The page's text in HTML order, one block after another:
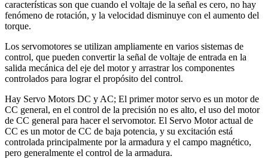
características son que cuando el voltaje de la señal es cero, no hay
fenómeno de rotación, y la velocidad disminuye con el aumento del
torque.
Los servomotores se utilizan ampliamente en varios sistemas de
control, que pueden convertir la señal de voltaje de entrada en la
salida mecánica del eje del motor y arrastrar los componentes
controlados para lograr el propósito del control.
Hay Servo Motors DC y AC; El primer motor servo es un motor de
CC general, en el control de la precisión no es alto, el uso del motor
de CC general para hacer el servomotor. El Servo Motor actual de
CC es un motor de CC de baja potencia, y su excitación está
controlada principalmente por la armadura y el campo magnético,
pero generalmente el control de la armadura.